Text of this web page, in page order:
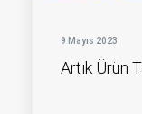
9 Mayıs 2023
Artık Ürün